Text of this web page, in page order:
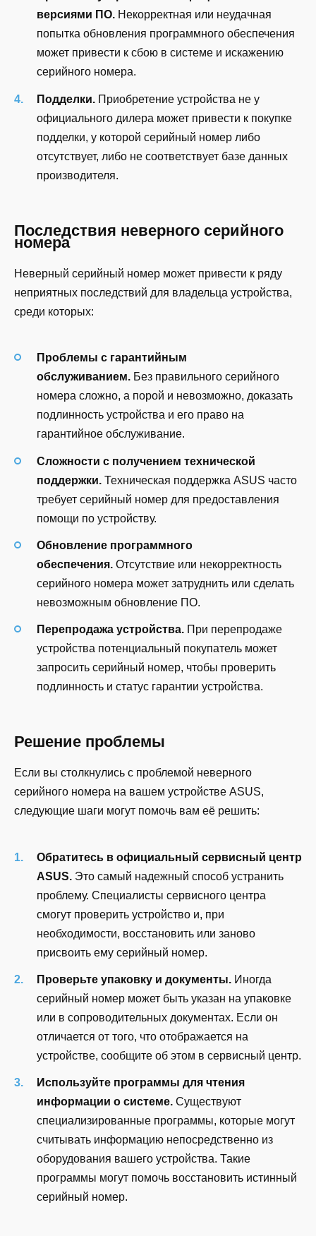
версиями ПО. Некорректная или неудачная
попытка обновления программного обеспечения
может привести к сбою в системе и искажению
серийного номера.
Подделки. Приобретение устройства не у
официального дилера может привести к покупке
подделки, у которой серийный номер либо
отсутствует, либо не соответствует базе данных
производителя.
Последствия неверного серийного
номера
Неверный серийный номер может привести к ряду
неприятных последствий для владельца устройства,
среди которых:
Проблемы с гарантийным
обслуживанием. Без правильного серийного
номера сложно, а порой и невозможно, доказать
подлинность устройства и его право на
гарантийное обслуживание.
Сложности с получением технической
поддержки. Техническая поддержка ASUS часто
требует серийный номер для предоставления
помощи по устройству.
Обновление программного
обеспечения. Отсутствие или некорректность
серийного номера может затруднить или сделать
невозможным обновление ПО.
Перепродажа устройства. При перепродаже
устройства потенциальный покупатель может
запросить серийный номер, чтобы проверить
подлинность и статус гарантии устройства.
Решение проблемы
Если вы столкнулись с проблемой неверного
серийного номера на вашем устройстве ASUS,
следующие шаги могут помочь вам её решить:
Обратитесь в официальный сервисный центр
ASUS. Это самый надежный способ устранить
проблему. Специалисты сервисного центра
смогут проверить устройство и, при
необходимости, восстановить или заново
присвоить ему серийный номер.
Проверьте упаковку и документы. Иногда
серийный номер может быть указан на упаковке
или в сопроводительных документах. Если он
отличается от того, что отображается на
устройстве, сообщите об этом в сервисный центр.
Используйте программы для чтения
информации о системе. Существуют
специализированные программы, которые могут
считывать информацию непосредственно из
оборудования вашего устройства. Такие
программы могут помочь восстановить истинный
серийный номер.